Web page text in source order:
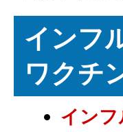
インフ
ワクチ
イン